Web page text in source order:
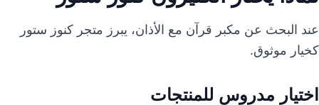
عند البحث عن مكبر قرآن مع الأذان، يبرز متجر كنوز ستور
كخيار موثوق.
اختيار مدروس للمنتجات